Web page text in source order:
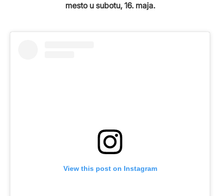
mesto u subotu, 16. maja.
View this post on Instagram